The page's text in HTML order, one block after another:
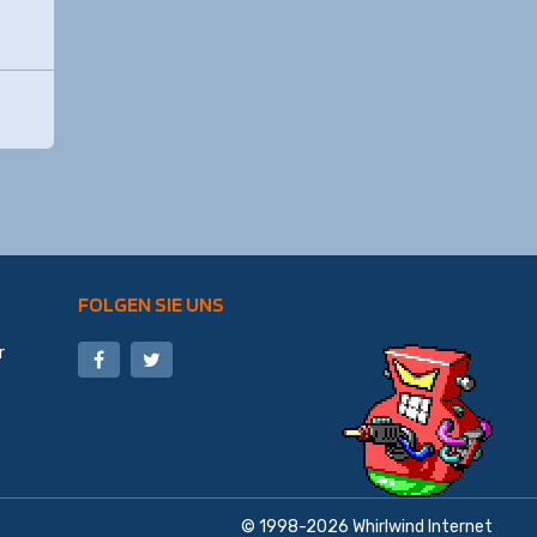
FOLGEN SIE UNS
© 1998-2026 Whirlwind Internet